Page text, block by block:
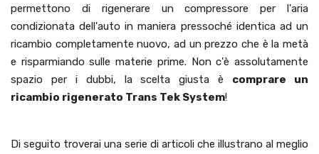
permettono di rigenerare un compressore per l'aria
condizionata dell'auto in maniera pressoché identica ad un
ricambio completamente nuovo, ad un prezzo che è la metà
e risparmiando sulle materie prime. Non c'è assolutamente
spazio per i dubbi, la scelta giusta è comprare un
ricambio rigenerato Trans Tek System!
Di seguito troverai una serie di articoli che illustrano al meglio